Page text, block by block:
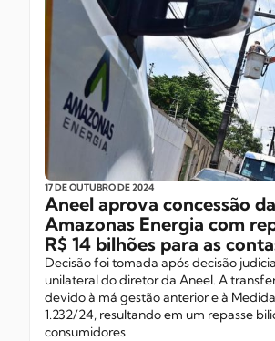
17 DE OUTUBRODE 2024
Aneel aprova concessão da
Amazonas Energia com
R$ 14 bilhões para as
Decisão foi tomada após decisão
unilateral do diretor da Aneel. A
devido à má gestão anterior e à
1.232/24, resultando em um repasse
consumidores.